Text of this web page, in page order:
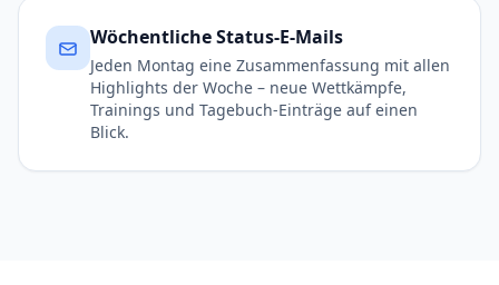
Wöchentliche Status-E-Mails
Jeden Montag eine Zusammenfassung mit allen
Highlights der Woche – neue Wettkämpfe,
Trainings und Tagebuch-Einträge auf einen
Blick.